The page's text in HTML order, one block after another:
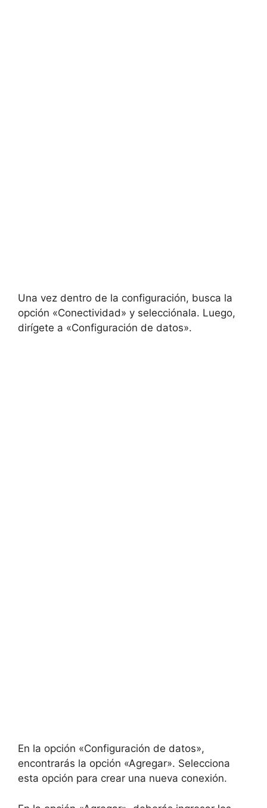
Una vez dentro de la configuración, busca la
opción «Conectividad» y selecciónala. Luego,
dirígete a «Configuración de datos».
En la opción «Configuración de datos»,
encontrarás la opción «Agregar». Selecciona
esta opción para crear una nueva conexión.